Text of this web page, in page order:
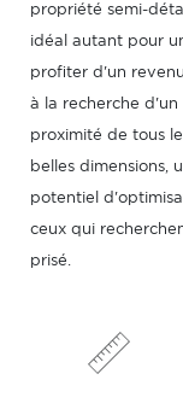
propriété semi-
idéal autant pour
profiter d'un
à la recherche
proximité de tous
belles dimensions,
potentiel
ceux qui
prisé.